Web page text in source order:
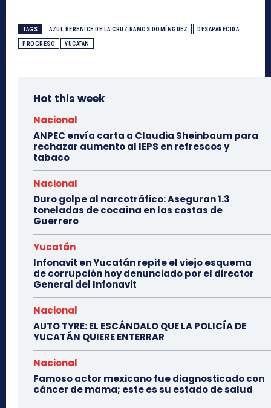
TAGS AZUL BERENICE DE LA CRUZ RAMOS DOMÍNGUEZ DESAPARECIDA
PROGRESO YUCATÁN
Hot this week
Nacional
ANPEC envía carta a Claudia Sheinbaum para
rechazar aumento al IEPS en refrescos y
tabaco
Nacional
Duro golpe al narcotráfico: Aseguran 1.3
toneladas de cocaína en las costas de
Guerrero
Yucatán
Infonavit en Yucatán repite el viejo esquema
de corrupción hoy denunciado por el director
General del Infonavit
Nacional
AUTO TYRE: EL ESCÁNDALO QUE LA POLICÍA DE
YUCATÁN QUIERE ENTERRAR
Nacional
Famoso actor mexicano fue diagnosticado con
cáncer de mama; este es su estado de salud